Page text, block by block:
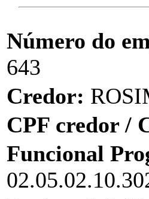
Número do
643
Credor:
CPF credor /
Funcional